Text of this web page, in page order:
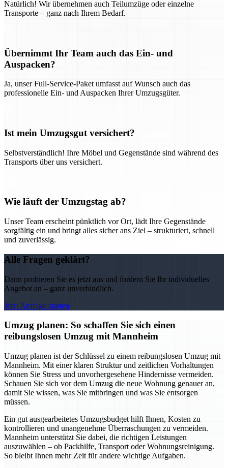
Natürlich! Wir übernehmen auch Teilumzüge oder einzelne
Transporte – ganz nach Ihrem Bedarf.
Übernimmt Ihr Team auch das Ein- und
Auspacken?
Ja, unser Full-Service-Paket umfasst auf Wunsch auch das
professionelle Ein- und Auspacken Ihrer Umzugsgüter.
Ist mein Umzugsgut versichert?
Selbstverständlich! Ihre Möbel und Gegenstände sind während des
Transports über uns versichert.
Wie läuft der Umzugstag ab?
Unser Team erscheint pünktlich vor Ort, lädt Ihre Gegenstände
sorgfältig ein und bringt alles sicher ans Ziel – strukturiert, schnell
und zuverlässig.
Alle Fragen geklärt?
Dann probieren Sie es jetzt aus und fordern Sie Ihr individuelles
Angebot an – ganz unverbindlich.
Jetzt Anfrage starten
Umzug planen: So schaffen Sie sich einen
reibungslosen Umzug mit Mannheim
Umzug planen ist der Schlüssel zu einem reibungslosen Umzug mit
Mannheim. Mit einer klaren Struktur und zeitlichen Vorhaltungen
können Sie Stress und unvorhergesehene Hindernisse vermeiden.
Schauen Sie sich vor dem Umzug die neue Wohnung genauer an,
damit Sie wissen, was Sie mitbringen und was Sie entsorgen
müssen.
Ein gut ausgearbeitetes Umzugsbudget hilft Ihnen, Kosten zu
kontrollieren und unangenehme Überraschungen zu vermeiden.
Mannheim unterstützt Sie dabei, die richtigen Leistungen
auszuwählen – ob Packhilfe, Transport oder Wohnungsreinigung.
So bleibt Ihnen mehr Zeit für andere wichtige Aufgaben.